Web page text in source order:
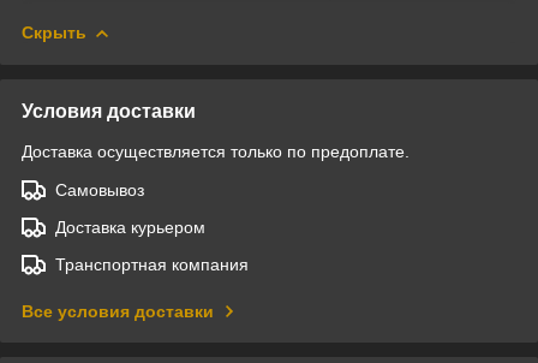
Скрыть
Условия доставки
Доставка осуществляется только по предоплате.
Самовывоз
Доставка курьером
Транспортная компания
Все условия доставки